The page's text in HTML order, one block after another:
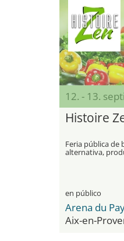
12. - 13.
Histoire
Feria pública de
alternativa,
salud holística
en público
Arena du
Aix-en-